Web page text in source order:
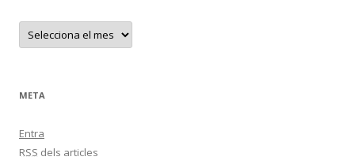
A
x
META
Entra
RSS dels articles